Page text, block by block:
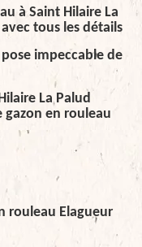
à Saint Hilaire La
tous les détails
impeccable de
La Palud
gazon en rouleau
rouleau Elagueur